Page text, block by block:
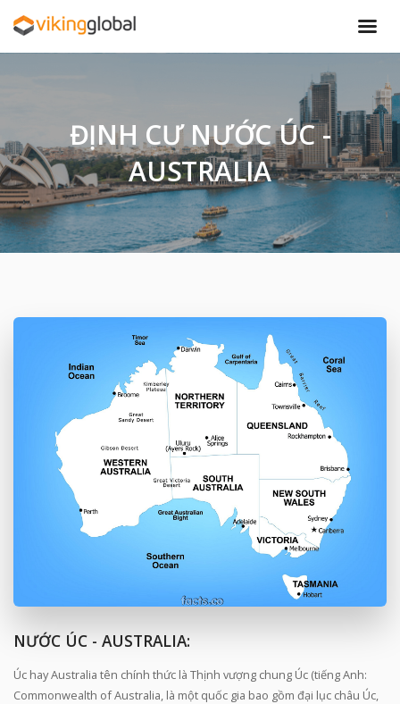
ĐỊNH CƯ NƯỚC ÚC -
AUSTRALIA
NƯỚC ÚC - AUSTRALIA:
Úc hay Australia tên chính thức là Thịnh vượng chung Úc (tiếng Anh:
Commonwealth of Australia, là một quốc gia bao gồm đại lục châu Úc,